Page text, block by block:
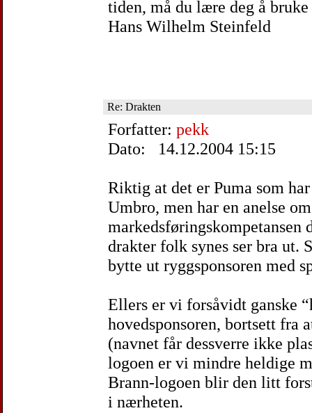
tiden, må du lære deg å bruke
Hans Wilhelm Steinfeld
Re: Drakten
Forfatter: pekk
Dato: 14.12.2004 15:15
Riktig at det er Puma som
Umbro, men har en anelse
markedsføringskompetansen
drakter folk synes ser bra ut.
bytte ut ryggsponsoren med
Ellers er vi forsåvidt ganske
hovedsponsoren, bortsett fra
(navnet får dessverre ikke
logoen er vi mindre heldige
Brann-logoen blir den litt
i nærheten.